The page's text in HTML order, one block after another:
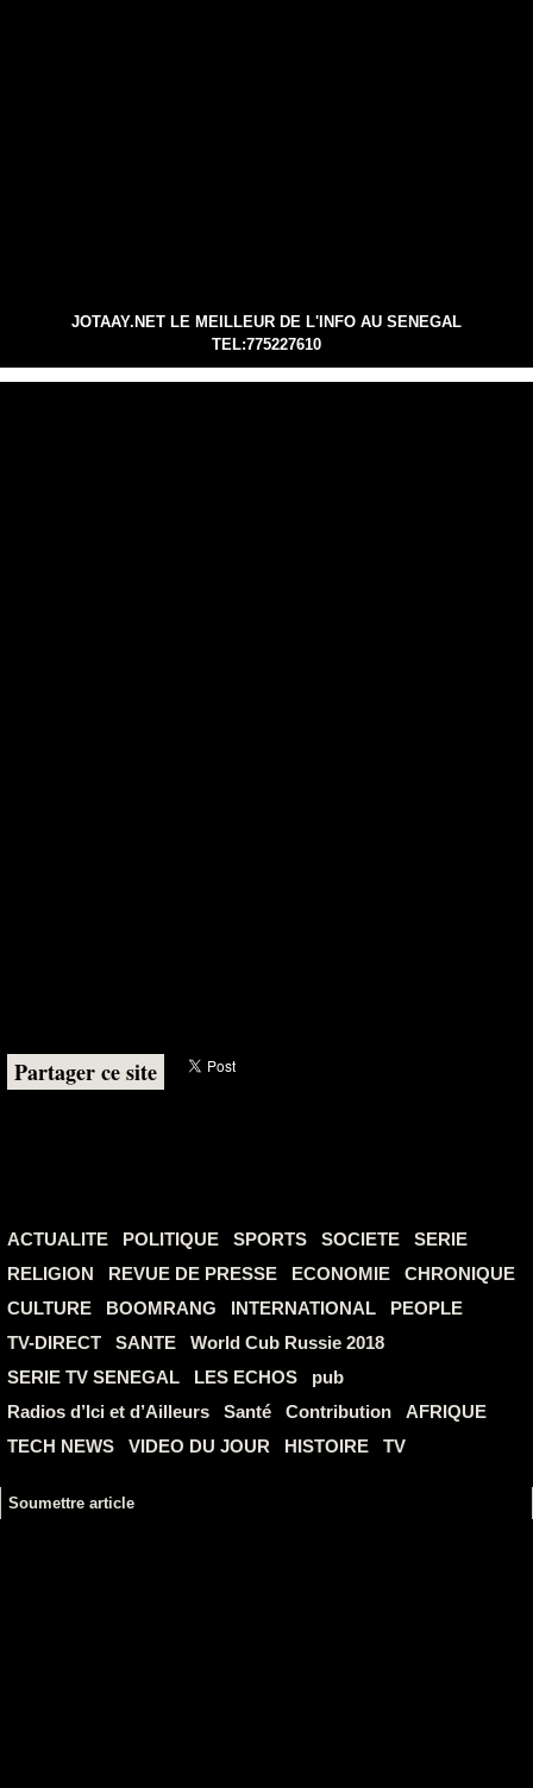
JOTAAY.NET LE MEILLEUR DE L'INFO AU SENEGAL
TEL:775227610
Partager ce site
ACTUALITE POLITIQUE SPORTS SOCIETE
SERIE
RELIGION
REVUE DE PRESSE ECONOMIE
CHRONIQUE
CULTURE
BOOMRANG INTERNATIONAL
PEOPLE
TV-DIRECT
SANTE
World Cub Russie 2018
SERIE TV SENEGAL
LES ECHOS
pub
Radios d’Ici et d’Ailleurs
Santé Contribution
AFRIQUE
TECH NEWS
VIDEO DU JOUR HISTOIRE TV
Soumettre article